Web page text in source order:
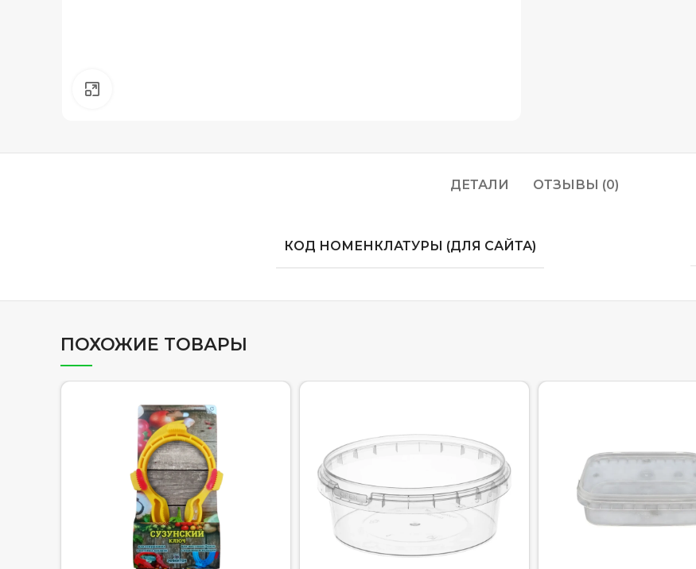
ДЕТАЛИ ОТЗЫВЫ (0)
КОД НОМЕНКЛАТУРЫ (ДЛЯ САЙТА)
ПОХОЖИЕ ТОВАРЫ